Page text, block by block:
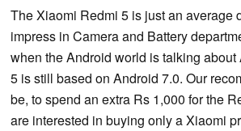
The Xiaomi Redmi 5 is just an average
impress in Camera and Battery
when the Android world is talking about
5 is still based on Android 7.0. Our
be, to spend an extra Rs 1,000 for the
are interested in buying only a Xiaomi